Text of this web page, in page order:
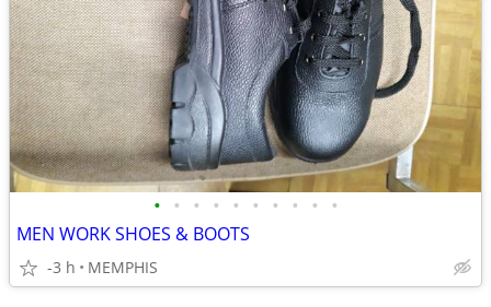
• • • • • • • • • •
MEN WORK SHOES & BOOTS
-3 h MEMPHIS